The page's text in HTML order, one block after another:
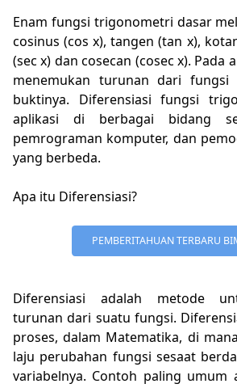
Enam fungsi trigonometri dasar
cosinus (cos x), tangen (tan x),
(sec x) dan cosecan (cosec x). Pada
menemukan turunan dari fungsi
buktinya. Diferensiasi fungsi
aplikasi di berbagai bidang
pemrograman komputer, dan
yang berbeda.
Apa itu Diferensiasi?
PEMBERITAHUAN TERBARU
Diferensiasi adalah metode
turunan dari suatu fungsi.
proses, dalam Matematika, di
laju perubahan fungsi sesaat
variabelnya. Contoh paling umum